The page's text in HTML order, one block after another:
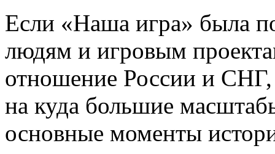
Если «Наша игра» была
людям и игровым
отношение России и
на куда большие
основные моменты